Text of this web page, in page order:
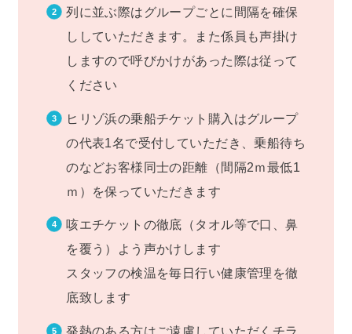
列に並ぶ際はグループごとに間隔を確保
ししていただきます。また係員も声掛け
しますので呼びかけがあった際は従って
ください
ヒリゾ浜の乗船チケット購入はグループ
の代表1名で受付していただき、乗船待ち
のなどお客様同士の距離（間隔2ｍ最低1
ｍ）を保っていただきます
咳エチケットの徹底（タオル等で口、鼻
を覆う）よう声かけします
スタッフの検温を毎日行い健康管理を徹
底致します
発熱のある方はご遠慮していただくチラ